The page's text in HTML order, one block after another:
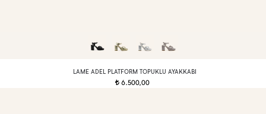
LAME ADEL PLATFORM TOPUKLU AYAKKABI
t 6.500,00